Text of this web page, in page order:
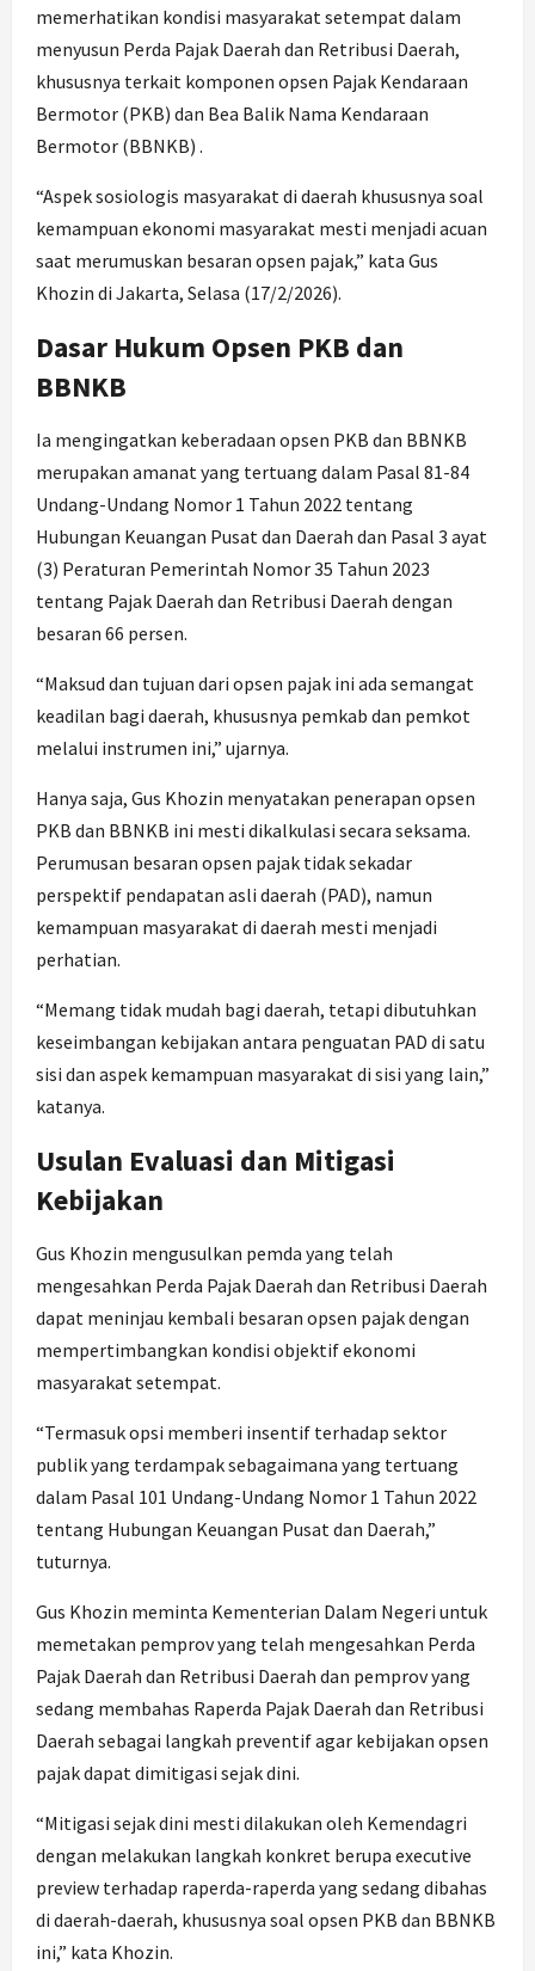
memerhatikan kondisi masyarakat setempat dalam
menyusun Perda Pajak Daerah dan Retribusi Daerah,
khususnya terkait komponen opsen Pajak Kendaraan
Bermotor (PKB) dan Bea Balik Nama Kendaraan
Bermotor (BBNKB) .
“Aspek sosiologis masyarakat di daerah khususnya soal
kemampuan ekonomi masyarakat mesti menjadi acuan
saat merumuskan besaran opsen pajak,” kata Gus
Khozin di Jakarta, Selasa (17/2/2026).
Dasar Hukum Opsen PKB dan
BBNKB
Ia mengingatkan keberadaan opsen PKB dan BBNKB
merupakan amanat yang tertuang dalam Pasal 81-84
Undang-Undang Nomor 1 Tahun 2022 tentang
Hubungan Keuangan Pusat dan Daerah dan Pasal 3 ayat
(3) Peraturan Pemerintah Nomor 35 Tahun 2023
tentang Pajak Daerah dan Retribusi Daerah dengan
besaran 66 persen.
“Maksud dan tujuan dari opsen pajak ini ada semangat
keadilan bagi daerah, khususnya pemkab dan pemkot
melalui instrumen ini,” ujarnya.
Hanya saja, Gus Khozin menyatakan penerapan opsen
PKB dan BBNKB ini mesti dikalkulasi secara seksama.
Perumusan besaran opsen pajak tidak sekadar
perspektif pendapatan asli daerah (PAD), namun
kemampuan masyarakat di daerah mesti menjadi
perhatian.
“Memang tidak mudah bagi daerah, tetapi dibutuhkan
keseimbangan kebijakan antara penguatan PAD di satu
sisi dan aspek kemampuan masyarakat di sisi yang lain,”
katanya.
Usulan Evaluasi dan Mitigasi
Kebijakan
Gus Khozin mengusulkan pemda yang telah
mengesahkan Perda Pajak Daerah dan Retribusi Daerah
dapat meninjau kembali besaran opsen pajak dengan
mempertimbangkan kondisi objektif ekonomi
masyarakat setempat.
“Termasuk opsi memberi insentif terhadap sektor
publik yang terdampak sebagaimana yang tertuang
dalam Pasal 101 Undang-Undang Nomor 1 Tahun 2022
tentang Hubungan Keuangan Pusat dan Daerah,”
tuturnya.
Gus Khozin meminta Kementerian Dalam Negeri untuk
memetakan pemprov yang telah mengesahkan Perda
Pajak Daerah dan Retribusi Daerah dan pemprov yang
sedang membahas Raperda Pajak Daerah dan Retribusi
Daerah sebagai langkah preventif agar kebijakan opsen
pajak dapat dimitigasi sejak dini.
“Mitigasi sejak dini mesti dilakukan oleh Kemendagri
dengan melakukan langkah konkret berupa executive
preview terhadap raperda-raperda yang sedang dibahas
di daerah-daerah, khususnya soal opsen PKB dan BBNKB
ini,” kata Khozin.